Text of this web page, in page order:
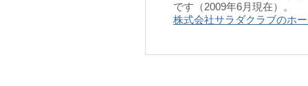
です（2009年6月現在）。
株式会社サラダクラブのホ